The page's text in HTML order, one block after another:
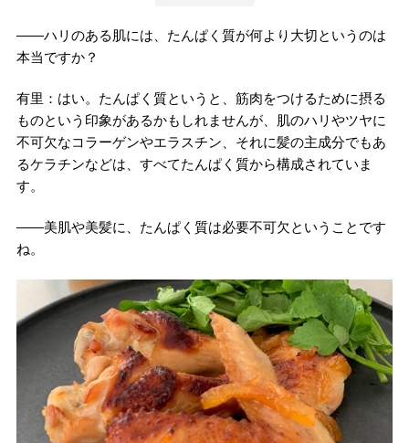
――ハリのある肌には、たんぱく質が何より大切というのは
本当ですか？
有里：はい。たんぱく質というと、筋肉をつけるために摂る
ものという印象があるかもしれませんが、肌のハリやツヤに
不可欠なコラーゲンやエラスチン、それに髪の主成分でもあ
るケラチンなどは、すべてたんぱく質から構成されていま
す。
――美肌や美髪に、たんぱく質は必要不可欠ということです
ね。